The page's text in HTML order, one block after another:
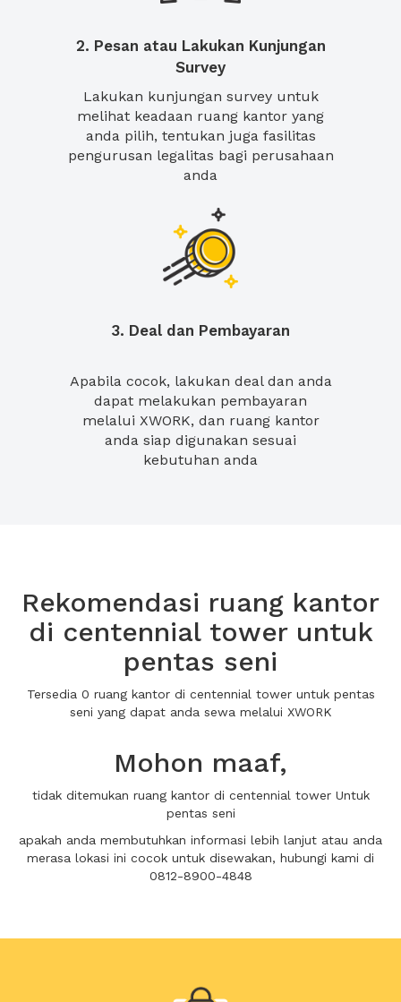
2. Pesan atau Lakukan Kunjungan
Survey
Lakukan kunjungan survey untuk
melihat keadaan ruang kantor yang
anda pilih, tentukan juga fasilitas
pengurusan legalitas bagi perusahaan
anda
3. Deal dan Pembayaran
Apabila cocok, lakukan deal dan anda
dapat melakukan pembayaran
melalui XWORK, dan ruang kantor
anda siap digunakan sesuai
kebutuhan anda
Rekomendasi ruang kantor
di centennial tower untuk
pentas seni
Tersedia 0 ruang kantor di centennial tower untuk pentas
seni yang dapat anda sewa melalui XWORK
Mohon maaf,
tidak ditemukan ruang kantor di centennial tower Untuk
pentas seni
apakah anda membutuhkan informasi lebih lanjut atau anda
merasa lokasi ini cocok untuk disewakan, hubungi kami di
0812-8900-4848